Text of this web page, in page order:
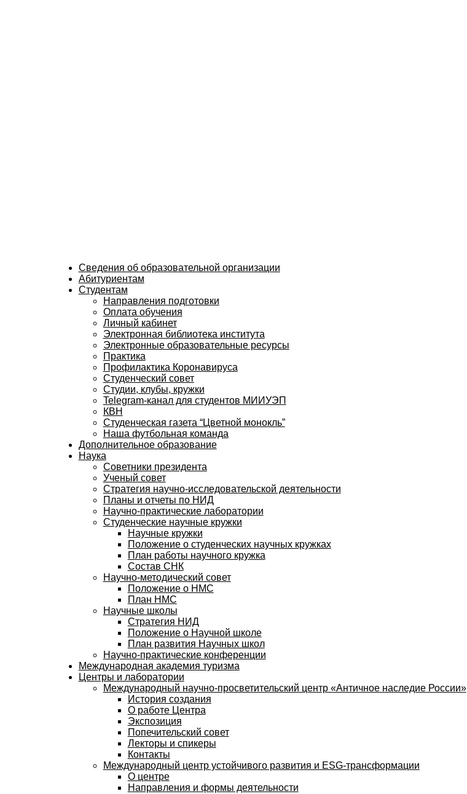
Сведения об образовательной организации
Абитуриентам
Студентам
Направления подготовки
Оплата обучения
Личный кабинет
Электронная библиотека института
Электронные образовательные ресурсы
Практика
Профилактика Коронавируса
Студенческий совет
Студии, клубы, кружки
Telegram-канал для студентов МИИУЭП
КВН
Студенческая газета “Цветной монокль”
Наша футбольная команда
Дополнительное образование
Наука
Советники президента
Ученый совет
Стратегия научно-исследовательской деятельности
Планы и отчеты по НИД
Научно-практические лаборатории
Студенческие научные кружки
Научные кружки
Положение о студенческих научных кружках
План работы научного кружка
Состав СНК
Научно-методический совет
Положение о НМС
План НМС
Научные школы
Стратегия НИД
Положение о Научной школе
План развития Научных школ
Научно-практические конференции
Международная академия туризма
Центры и лаборатории
Международный научно-просветительский центр «Античное наследие России»
История создания
О работе Центра
Экспозиция
Попечительский совет
Лекторы и спикеры
Контакты
Международный центр устойчивого развития и ESG-трансформации
О центре
Направления и формы деятельности